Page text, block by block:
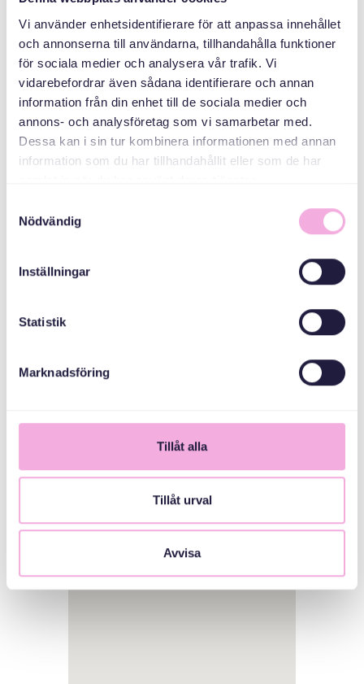
Vi använder enhetsidentifierare för att anpassa innehållet
och annonserna till användarna, tillhandahålla funktioner
för sociala medier och analysera vår trafik. Vi
vidarebefordrar även sådana identifierare och annan
information från din enhet till de sociala medier och
annons- och analysföretag som vi samarbetar med.
Dessa kan i sin tur kombinera informationen med annan
information som du har tillhandahållit eller som de har
Nödvändig
Inställningar
Statistik
Marknadsföring
Tillåt alla
Tillåt urval
Avvisa
Svenska med baby
Email
bokningen@svenskamedbaby.se
СПІВОРГАНІЗАТОРИ
1